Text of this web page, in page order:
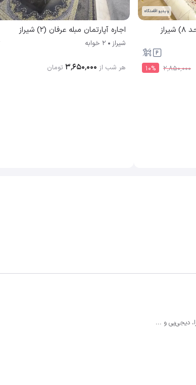
ویدیو اقامتگاه
۲٬۸۵۰٬۰۰۰ 10%
اجاره آپارتمان مبله عرفان (2) شیراز
شیراز 2 خوابه
هر شب از ۳٬۶۵۰٬۰۰۰ تومان
دیجی‌پی و ...